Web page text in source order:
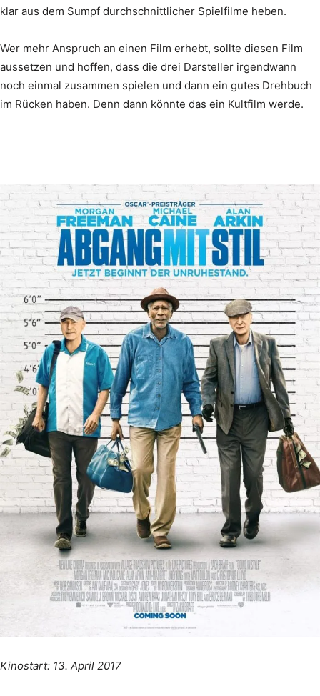
klar aus dem Sumpf durchschnittlicher Spielfilme heben.
Wer mehr Anspruch an einen Film erhebt, sollte diesen Film
aussetzen und hoffen, dass die drei Darsteller irgendwann
noch einmal zusammen spielen und dann ein gutes Drehbuch
im Rücken haben. Denn dann könnte das ein Kultfilm werde.
Kinostart: 13. April 2017